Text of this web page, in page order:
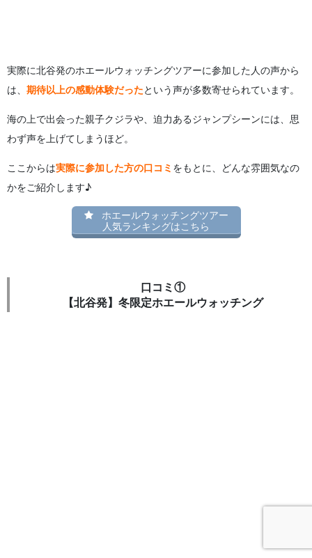
実際に北谷発のホエールウォッチングツアーに参加した人の声から
は、 期待以上の感動体験だったという声が多数寄せられています。
海の上で出会った親子クジラや、迫力あるジャンプシーンには、思
わず声を上げてしまうほど。
ここからは実際に参加した方の口コミ をもとに、どんな雰囲気なの
かをご紹介します♪
ホエールウォッチングツアー
人気ランキングはこちら
口コミ①
【北谷発】冬限定ホエールウォッチング